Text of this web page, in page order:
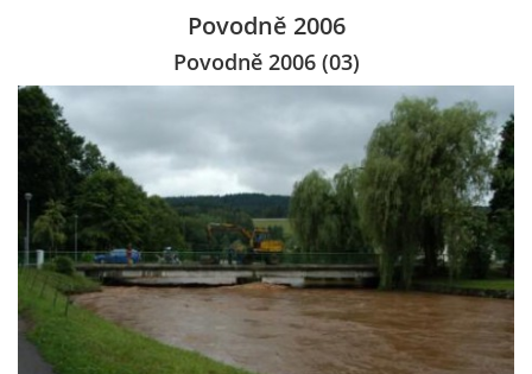
VÝJEZDOVÁ JEDNOTKA
KROUŽEK MLADÝCH HASIČŮ
OHLÁŠENÍ PÁLENÍ
KONTAKT
Povodně 2006
Povodně 2006 (03)